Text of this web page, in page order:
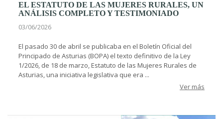
EL ESTATUTO DE LAS MUJERES RURALES, UN
ANÁLISIS COMPLETO Y TESTIMONIADO
03/06/2026
El pasado 30 de abril se publicaba en el Boletín Oficial del
Principado de Asturias (BOPA) el texto definitivo de la Ley
1/2026, de 18 de marzo, Estatuto de las Mujeres Rurales de
Asturias, una iniciativa legislativa que era ...
Ver más